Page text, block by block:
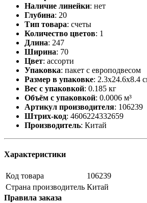
Наличие линейки: нет
Глубина: 20
Тип товара: счеты
Количество цветов: 1
Длина: 247
Ширина: 70
Цвет: ассорти
Упаковка: пакет с европодвесом
Размер в упаковке: 2.3x24.6x8.4
Вес с упаковкой: 0.185 кг
Объём с упаковкой: 0.0006 м³
Артикул производителя: 106239
Штрих-код: 4606224332659
Производитель: Китай
Характеристики
Код товара
106239
Страна производитель Китай
Правила заказа